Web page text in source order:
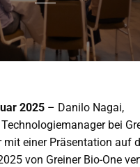
2025 – Danilo Nagai,
bei
mit einer Präsentation auf
von Greiner Bio-One